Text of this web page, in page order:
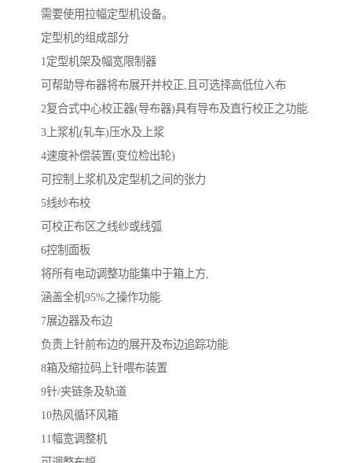
需要使用拉幅定型机设备。
定型机的组成部分
1定型机架及幅宽限制器
可帮助导布器将布展开并校正,且可选择高低位入布
2复合式中心校正器(导布器)具有导布及直行校正之功能.
3上浆机(轧车)压水及上浆
4速度补偿装置(变位检出轮)
可控制上浆机及定型机之间的张力
5线纱布校
可校正布区之线纱或线弧
6控制面板
将所有电动调整功能集中于箱上方,
涵盖全机95%之操作功能.
7展边器及布边
负责上针前布边的展开及布边追踪功能.
8箱及缩拉码上针喂布装置
9针/夹链条及轨道
10热风循环风箱
11幅宽调整机